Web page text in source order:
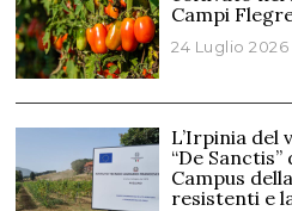
Campi
24 Luglio 2026
L’Irpinia del
“De
Campus
resistenti e